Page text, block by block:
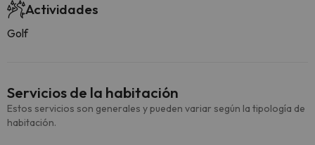
Actividades
Golf
Servicios de la habitación
Estos servicios son generales y pueden variar según la tipología de
habitación.